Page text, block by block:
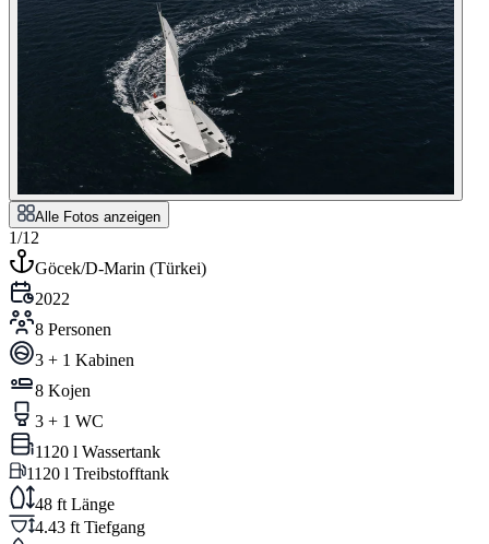
Alle Fotos anzeigen
1/12
Göcek/D-Marin (Türkei)
2022
8 Personen
3 + 1 Kabinen
8 Kojen
3 + 1 WC
1120 l Wassertank
1120 l Treibstofftank
48 ft Länge
4.43 ft Tiefgang